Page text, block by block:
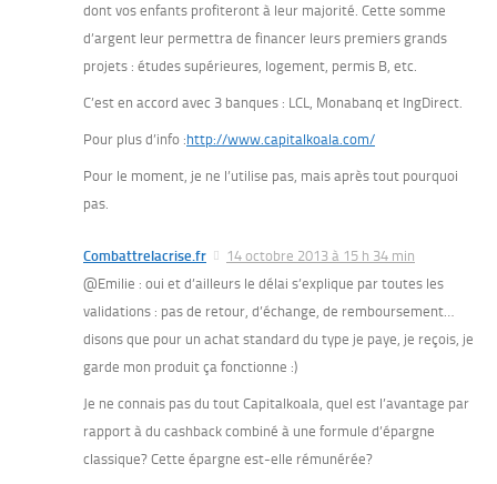
dont vos enfants profiteront à leur majorité. Cette somme
d’argent leur permettra de financer leurs premiers grands
projets : études supérieures, logement, permis B, etc.
C’est en accord avec 3 banques : LCL, Monabanq et IngDirect.
Pour plus d’info :http://www.capitalkoala.com/
Pour le moment, je ne l’utilise pas, mais après tout pourquoi
pas.
Combattrelacrise.fr
14 octobre 2013 à 15 h 34 min
@Emilie : oui et d’ailleurs le délai s’explique par toutes les
validations : pas de retour, d’échange, de remboursement…
disons que pour un achat standard du type je paye, je reçois, je
garde mon produit ça fonctionne :)
Je ne connais pas du tout Capitalkoala, quel est l’avantage par
rapport à du cashback combiné à une formule d’épargne
classique? Cette épargne est-elle rémunérée?